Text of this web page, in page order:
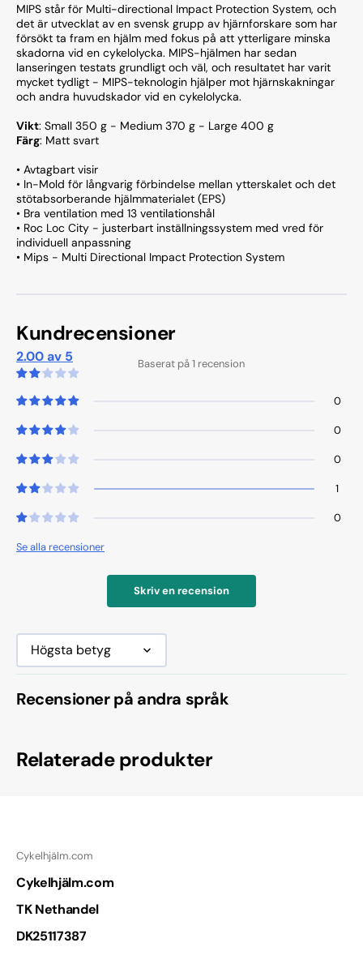
MIPS står för Multi-directional Impact Protection System, och
det är utvecklat av en svensk grupp av hjärnforskare som har
försökt ta fram en hjälm med fokus på att ytterligare minska
skadorna vid en cykelolycka. MIPS-hjälmen har sedan
lanseringen testats grundligt och väl, och resultatet har varit
mycket tydligt - MIPS-teknologin hjälper mot hjärnskakningar
och andra huvudskador vid en cykelolycka.
Vikt: Small 350 g - Medium 370 g - Large 400 g
Färg: Matt svart
• Avtagbart visir
• In-Mold för långvarig förbindelse mellan ytterskalet och det
stötabsorberande hjälmmaterialet (EPS)
• Bra ventilation med 13 ventilationshål
• Roc Loc City - justerbart inställningssystem med vred för
individuell anpassning
• Mips - Multi Directional Impact Protection System
Kundrecensioner
2.00 av 5 Baserat på 1 recension
0
0
0
1
0
Se alla recensioner
Skriv en recension
Sort by
Recensioner på andra språk
Relaterade produkter
Cykelhjälm.com
Cykelhjälm.com
TK Nethandel
DK25117387